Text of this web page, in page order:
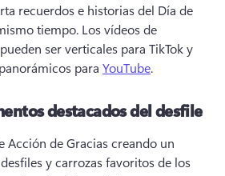
recuerdos e historias del Día de
tiempo. Los vídeos de
ser verticales para TikTok y
para YouTube.
destacados del desfile
Acción de Gracias creando un
y carrozas favoritos de los